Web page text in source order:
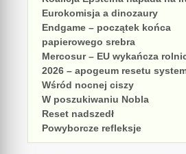
Eurokomisja a dinozaury
Endgame – początek końca
papierowego srebra
Mercosur – EU wykańcza
2026 – apogeum resetu
Wśród nocnej ciszy
W poszukiwaniu Nobla
Reset nadszedł
Powyborcze refleksje